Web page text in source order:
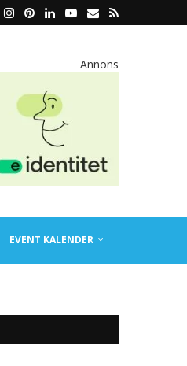
Annons
EVENT KALENDER